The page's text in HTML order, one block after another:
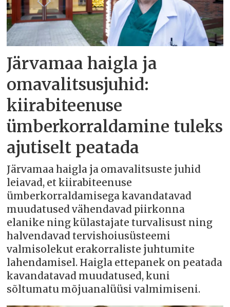
Järvamaa haigla ja
omavalitsusjuhid:
kiirabiteenuse
ümberkorraldamine tuleks
ajutiselt peatada
Järvamaa haigla ja omavalitsuste juhid
leiavad, et kiirabiteenuse
ümberkorraldamisega kavandatavad
muudatused vähendavad piirkonna
elanike ning külastajate turvalisust ning
halvendavad tervishoiusüsteemi
valmisolekut erakorraliste juhtumite
lahendamisel. Haigla ettepanek on peatada
kavandatavad muudatused, kuni
sõltumatu mõjuanalüüsi valmimiseni.